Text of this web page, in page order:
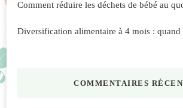
Comment réduire les déchets de bébé au
Diversification alimentaire à 4 mois : quand
COMMENTAIRES